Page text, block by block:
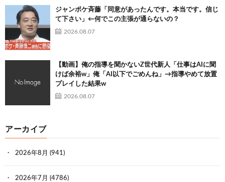
ジャンポケ斉藤「同意があったんです。本当です。信じ
て下さい」←何でこの主張が通らないの？
2026.08.07
【動画】俺の指導を聞かないZ世代新人「仕事はAIに聞
けば余裕w」俺「AI以下でごめんね」→指導やめて放置
プレイした結果w
2026.08.07
アーカイブ
2026年8月 (941)
2026年7月 (4786)